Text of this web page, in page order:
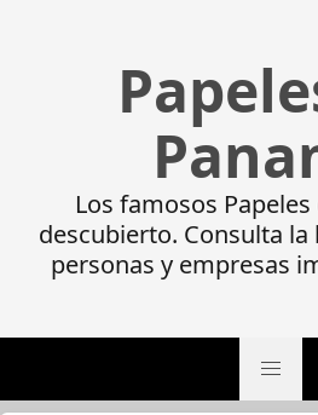
Los famosos
descubierto. Consulta la
personas y empresas